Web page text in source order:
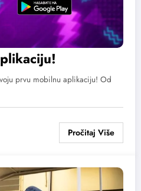
prvu mobilnu aplikaciju! Od